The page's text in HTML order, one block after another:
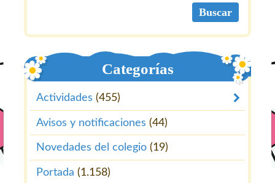
Categorías
Actividades (455)
Avisos y notificaciones (44)
Novedades del colegio (19)
Portada (1.158)